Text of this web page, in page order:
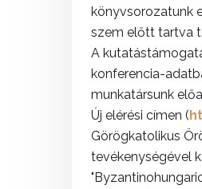
könyvsorozatunk
szem előtt tartva
A
konferencia-
munkatársunk
Új elérési címen (
Görögkatolikus
tevékenységével